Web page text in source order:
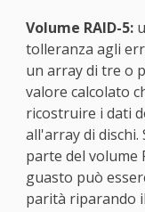
Volume RAID-5:
tolleranza agli
un array di tre o
valore calcolato
ricostruire i dati
all'array di dischi.
parte del volume
guasto può
parità riparando